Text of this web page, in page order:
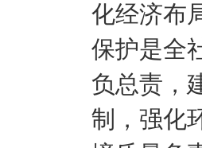
化经济布
保护是全
负总责，
制，强化